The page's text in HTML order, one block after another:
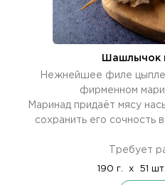
Шашлычок
Нежнейшее филе
фирменном
Маринад придаёт мясу
сохранить его сочность
Требует
190 г. x 51 шт.